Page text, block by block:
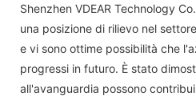
Shenzhen VDEAR Technology
una posizione di rilievo nel
e vi sono ottime possibilità che
progressi in futuro. È stato
all'avanguardia possono